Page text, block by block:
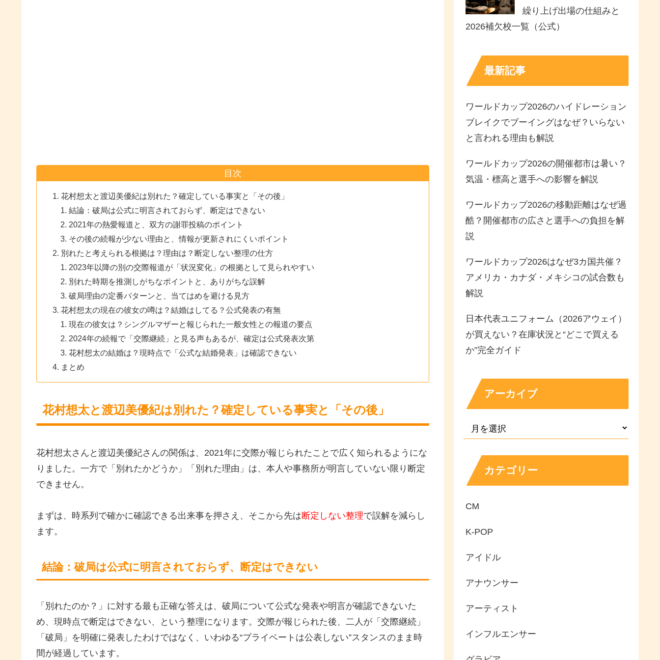
目次
花村想太と渡辺美優紀は別れた？確定している事実と「その後」
結論：破局は公式に明言されておらず、断定はできない
2021年の熱愛報道と、双方の謝罪投稿のポイント
その後の続報が少ない理由と、情報が更新されにくいポイント
別れたと考えられる根拠は？理由は？断定しない整理の仕方
2023年以降の別の交際報道が「状況変化」の根拠として見られやすい
別れた時期を推測しがちなポイントと、ありがちな誤解
破局理由の定番パターンと、当てはめを避ける見方
花村想太の現在の彼女の噂は？結婚はしてる？公式発表の有無
現在の彼女は？シングルマザーと報じられた一般女性との報道の要点
2024年の続報で「交際継続」と見る声もあるが、確定は公式発表次第
花村想太の結婚は？現時点で「公式な結婚発表」は確認できない
まとめ
花村想太と渡辺美優紀は別れた？確定している事実と「その後」
花村想太さんと渡辺美優紀さんの関係は、2021年に交際が報じられたことで広く知られるようにな
りました。一方で「別れたかどうか」「別れた理由」は、本人や事務所が明言していない限り断定
できません。
まずは、時系列で確かに確認できる出来事を押さえ、そこから先は断定しない整理で誤解を減らし
ます。
結論：破局は公式に明言されておらず、断定はできない
「別れたのか？」に対する最も正確な答えは、破局について公式な発表や明言が確認できないた
め、現時点で断定はできない、という整理になります。交際が報じられた後、二人が「交際継続」
「破局」を明確に発表したわけではなく、いわゆる“プライベートは公表しない”スタンスのまま時
間が経過しています。
繰り上げ出場の仕組みと
2026補欠校一覧（公式）
最新記事
ワールドカップ2026のハイドレーション
ブレイクでブーイングはなぜ？いらない
と言われる理由も解説
ワールドカップ2026の開催都市は暑い？
気温・標高と選手への影響を解説
ワールドカップ2026の移動距離はなぜ過
酷？開催都市の広さと選手への負担を解
説
ワールドカップ2026はなぜ3カ国共催？
アメリカ・カナダ・メキシコの試合数も
解説
日本代表ユニフォーム（2026アウェイ）
が買えない？在庫状況と“どこで買える
か”完全ガイド
アーカイブ
カテゴリー
CM
K-POP
アイドル
アナウンサー
アーティスト
インフルエンサー